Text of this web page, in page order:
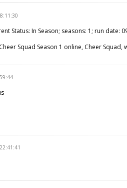
Status: In Season; seasons: 1; run
Squad Season 1 online, Cheer